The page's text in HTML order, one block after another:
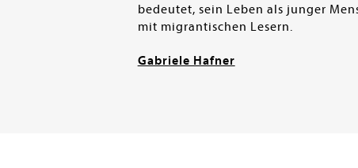
bedeutet, sein Leben als junger
mit migrantischen Lesern.
Gabriele Hafner